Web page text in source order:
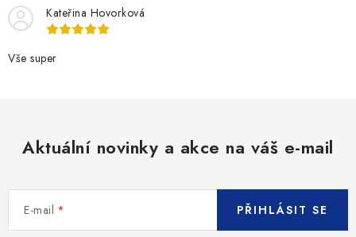
v
ý
p
Kateřina Hovorková
Vše super
Aktuální novinky a akce na váš e-mail
E-mail PŘIHLÁSIT SE